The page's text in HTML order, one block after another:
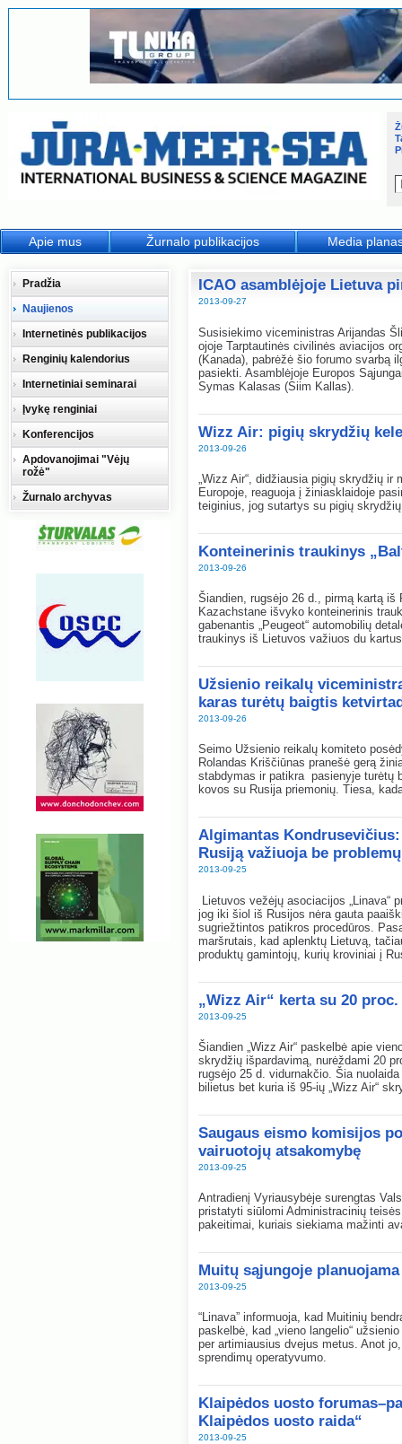
ICAO asamblėjoje Lietuva
2013-09-27
Susisiekimo viceministras Arijandas
ojoje Tarptautinės civilinės aviacijos
(Kanada), pabrėžė šio forumo svarbą
pasiekti. Asamblėjoje Europos
Symas Kalasas (Siim Kallas).
Wizz Air: pigių skrydžių
2013-09-26
„Wizz Air“, didžiausia pigių skrydžių ir
Europoje, reaguoja į žiniasklaidoje
teiginius, jog sutartys su pigių
Konteinerinis traukinys
2013-09-26
Šiandien, rugsėjo 26 d., pirmą kartą
Kazachstane išvyko konteinerinis
gabenantis „Peugeot“ automobilių
traukinys iš Lietuvos važiuos du
Užsienio reikalų
karas turėtų baigtis
2013-09-26
Seimo Užsienio reikalų komiteto
Rolandas Kriščiūnas pranešė gerą
stabdymas ir patikra pasienyje turėtų
kovos su Rusija priemonių. Tiesa,
Algimantas
Rusiją važiuoja be
2013-09-25
Lietuvos vežėjų asociacijos „Linava“
jog iki šiol iš Rusijos nėra gauta
sugriežtintos patikros procedūros.
maršrutais, kad aplenktų Lietuvą,
produktų gamintojų, kurių kroviniai į
„Wizz Air“ kerta su 20
2013-09-25
Šiandien „Wizz Air“ paskelbė apie
skrydžių išpardavimą, nurėždami 20
rugsėjo 25 d. vidurnakčio. Šia
bilietus bet kuria iš 95-ių „Wizz Air“
Saugaus eismo komisijos
vairuotojų atsakomybę
2013-09-25
Antradienį Vyriausybėje surengtas
pristatyti siūlomi Administracinių
pakeitimai, kuriais siekiama mažinti
Muitų sąjungoje
2013-09-25
“Linava” informuoja, kad Muitinių
paskelbė, kad „vieno langelio“
per artimiausius dvejus metus. Anot
sprendimų operatyvumo.
Klaipėdos uosto
Klaipėdos uosto raida“
2013-09-25
Pradžia
Naujienos
Internetinės publikacijos
Renginių kalendorius
Internetiniai seminarai
Įvykę renginiai
Konferencijos
Apdovanojimai "Vėjų
rožė"
Žurnalo archyvas
Apie mus Žurnalo publikacijos Media